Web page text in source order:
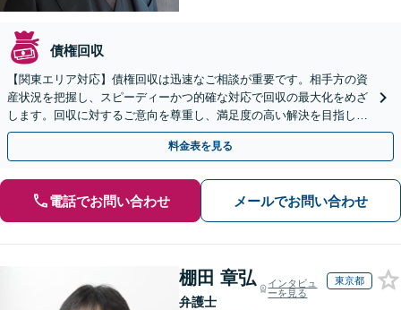
債権回収
【関東エリア対応】債権回収は迅速なご相談が重要です。相手方の資
産状況を把握し、スピーディーかつ的確な対応で回収の最大化をめざ
します。回収に対するご意向を尊重し、満足度の高い解決を目指しま
す【休日・夜間相談対応】
料金表を見る
電話でお問い合わせ メールでお問い合わせ
棚田 章弘
弁護士
インタビュ
ーを見る
東京都